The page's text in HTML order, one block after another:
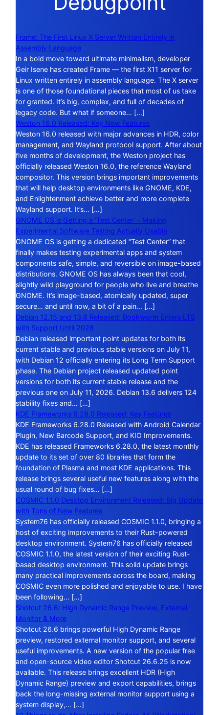
Frame: The First Linux X Server Written Entirely in
Assembly Language
In a bold move toward ultimate minimalism, developer
Geir Isene has created Frame — the first X11 server for
Linux written entirely in assembly language. The X server
is one of those foundational pieces that most of us take
for granted. It’s big, complex, and full of decades of
legacy code. But what if someone… […]
Weston 16.0 Released: Key New Features
Weston 16.0 released with major advances in HDR, color
management, and Wayland protocol support. After about
five months of development, the Weston project has
officially released Weston 16.0, the reference Wayland
compositor. This version brings important improvements
that will help desktop environments like GNOME, KDE,
and Enlightenment achieve better and more complete
Wayland support. It’s… […]
GNOME OS is Getting a ‘Test Center’ – Making
Experimental Software Testing Actually Usable
GNOME OS is getting a dedicated “Test Center” that
finally makes testing experimental apps and system
components safe, simple, and reversible on image-based
distributions. GNOME OS has always been that cool,
slightly wild playground for people who live and breathe
GNOME. It’s image-based, atomically updated, super
secure… and until now, a bit of a pain… […]
Debian 12.15 and 13.6 Released: Bookworm Enters LTS
with Support Until 2028
Debian released important point updates for both its
current stable and previous stable versions on July 11,
with Debian 12 officially entering its Long Term Support
phase. The Debian project released updated point
versions for both its current stable release and the
previous one on July 11, 2026. Debian 13.6 delivers 124
stability fixes and… […]
KDE Frameworks 6.28.0 Released: Key Features
KDE Frameworks 6.28.0 Released with Android Calendar
Plugin, New Barcode Support, and KIO Improvements.
KDE has released Frameworks 6.28.0, the latest monthly
update to its set of over 80 libraries that form the
foundation of Plasma and most KDE applications. This
release brings several useful new features along with the
usual round of bug fixes… […]
COSMIC 1.1.0 Desktop Environment Released: Big Update
with Tons of New Features
System76 has officially released COSMIC 1.1.0, bringing a
host of exciting improvements to their Rust-powered
desktop environment. System76 has officially released
COSMIC 1.1.0, the latest version of their exciting Rust-
based desktop environment. This solid update brings
many practical improvements across the board, making
COSMIC even more polished and enjoyable to use. I have
been following… […]
Shotcut 26.6: High Dynamic Range Preview, External
Monitor & More
Shotcut 26.6 brings powerful High Dynamic Range
preview, restored external monitor support, and several
useful improvements. A new version of the popular free
and open-source video editor Shotcut 26.6.25 is now
available. This release brings excellent HDR (High
Dynamic Range) preview and export capabilities, brings
back the long-missing external monitor support using a
system display,… […]